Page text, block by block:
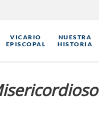
VICARIO
EPISCOPAL
NUESTRA
HISTORIA